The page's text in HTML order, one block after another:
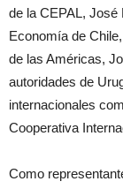
de la CEPAL, José
Economía de
de las Américas,
autoridades de
internacionales
Cooperativa
Como